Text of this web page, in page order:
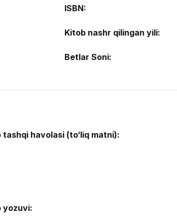
ISBN:
Kitob nashr qilingan yili:
Betlar Soni:
tashqi havolasi (to‘liq matni):
yozuvi: